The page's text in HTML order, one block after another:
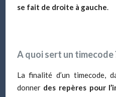
se fait de droite à gauche.
A quoi sert un timecode
La finalité d’un timecode,
donner des repères pour